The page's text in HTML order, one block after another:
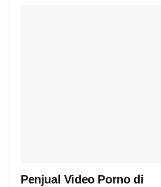
Penjual Video Porno di